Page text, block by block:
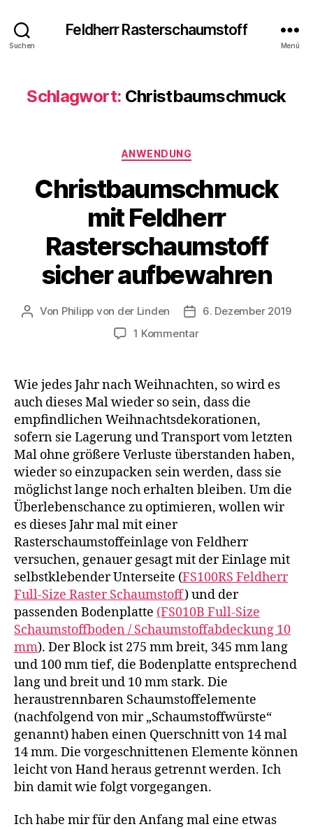
Suchen
Feldherr Rasterschaumstoff
Menü
Schlagwort: Christbaumschmuck
Kategorien
ANWENDUNG
Christbaumschmuck
mit Feldherr
Rasterschaumstoff
sicher aufbewahren
Beitragsautor
Von Philipp von der Linden Veröffentlichungsdatum
6. Dezember 2019
1 Kommentarzu
Rasterschaumstoff
sicher
aufbewahren
Wie jedes Jahr nach Weihnachten, so wird es
auch dieses Mal wieder so sein, dass die
empfindlichen Weihnachtsdekorationen,
sofern sie Lagerung und Transport vom letzten
Mal ohne größere Verluste überstanden haben,
wieder so einzupacken sein werden, dass sie
möglichst lange noch erhalten bleiben. Um die
Überlebenschance zu optimieren, wollen wir
es dieses Jahr mal mit einer
Rasterschaumstoffeinlage von Feldherr
versuchen, genauer gesagt mit der Einlage mit
selbstklebender Unterseite (FS100RS Feldherr
Full-Size Raster Schaumstoff) und der
passenden Bodenplatte (FS010B Full-Size
Schaumstoffboden / Schaumstoffabdeckung 10
mm). Der Block ist 275 mm breit, 345 mm lang
und 100 mm tief, die Bodenplatte entsprechend
lang und breit und 10 mm stark. Die
heraustrennbaren Schaumstoffelemente
(nachfolgend von mir „Schaumstoffwürste“
genannt) haben einen Querschnitt von 14 mal
14 mm. Die vorgeschnittenen Elemente können
leicht von Hand heraus getrennt werden. Ich
bin damit wie folgt vorgegangen.
Ich habe mir für den Anfang mal eine etwas